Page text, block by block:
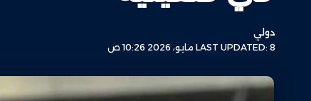
LAST UPDATED: 8 مايو، 2026 10:26 ص
دولي